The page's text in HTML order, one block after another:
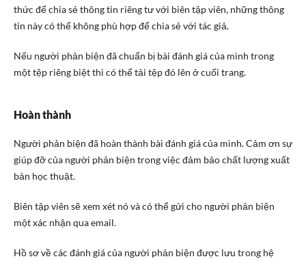
thức để chia sẻ thông tin riêng tư với biên tập viên, những thông
tin này có thể không phù hợp để chia sẻ với tác giả.
Nếu người phản biện đã chuẩn bị bài đánh giá của mình trong
một tệp riêng biệt thì có thể tải tệp đó lên ở cuối trang.
Hoàn thành
Người phản biện đã hoàn thành bài đánh giá của mình. Cảm ơn sự
giúp đỡ của người phản biện trong việc đảm bảo chất lượng xuất
bản học thuật.
Biên tập viên sẽ xem xét nó và có thể gửi cho người phản biện
một xác nhận qua email.
Hồ sơ về các đánh giá của người phản biện được lưu trong hệ